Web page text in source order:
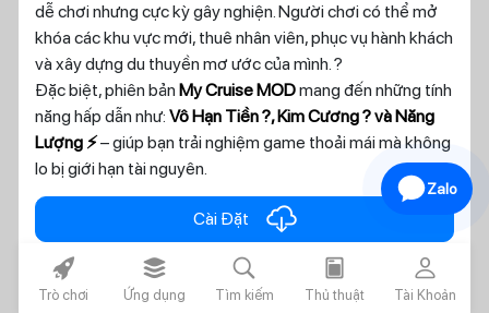
dễ chơi nhưng cực kỳ gây nghiện. Người chơi có thể mở
khóa các khu vực mới, thuê nhân viên, phục vụ hành khách
và xây dựng du thuyền mơ ước của mình. ?
Đặc biệt, phiên bản My Cruise MODmang đến những tính
năng hấp dẫn như: Vô Hạn Tiền ?, Kim Cương ? và Năng
Lượng ⚡– giúp bạn trải nghiệm game thoải mái mà không
lo bị giới hạn tài nguyên.
2️⃣ Gameplay & Cơ Chế Hoạt
Cài Đặt cloud_download
rocket_fill
Trò chơi
layers_alt_fill
Ứng dụng
search
Tìm kiếm
today
Thủ thuật
person
Tài Khoản
Zalo